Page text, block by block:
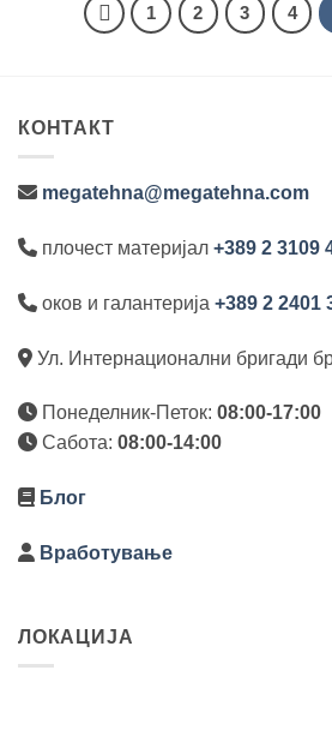
1 2 3 4
КОНТАКТ
megatehna@megatehna.com
плочест материјал +389 2 3109
оков и галантерија +389 2 2401
Ул. Интернационални бригади
Понеделник-Петок: 08:00-17:00
Сабота: 08:00-14:00
Блог
Вработување
ЛОКАЦИЈА